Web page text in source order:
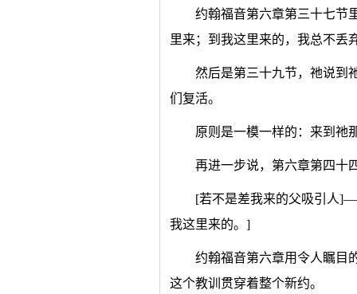
约翰福音第六章第三十七节
里来；到我这里来的，我总不丢
然后是第三十九节，祂说到
们复活。
原则是一模一样的：来到祂
再进一步说，第六章第四十
[若不是差我来的父吸引人
我这里来的。]
约翰福音第六章用令人瞩目
这个教训贯穿着整个新约。